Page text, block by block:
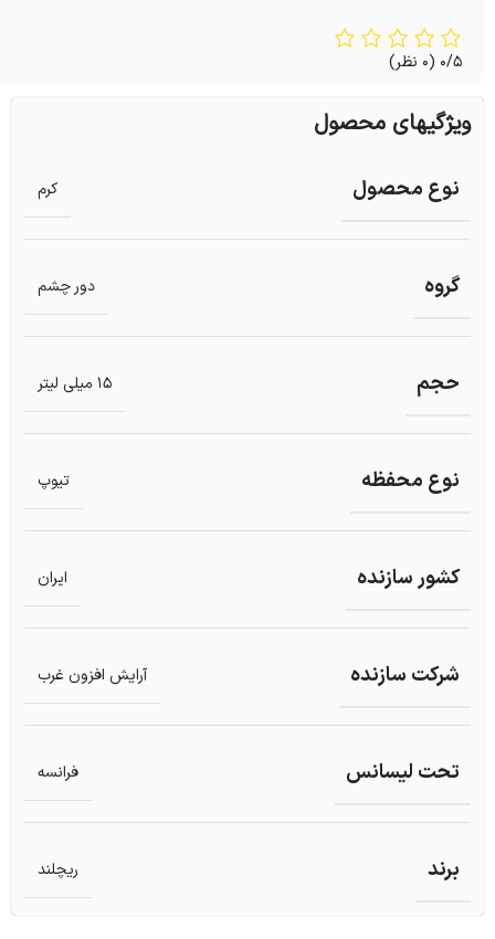
0/5 (0 نظر)
ویژگیهای محصول
نوع محصول کرم
گروه دور چشم
حجم 15 میلی لیتر
نوع محفظه تیوپ
کشور سازنده ایران
شرکت سازنده آرایش افزون غرب
تحت لیسانس فرانسه
برند ریچلند